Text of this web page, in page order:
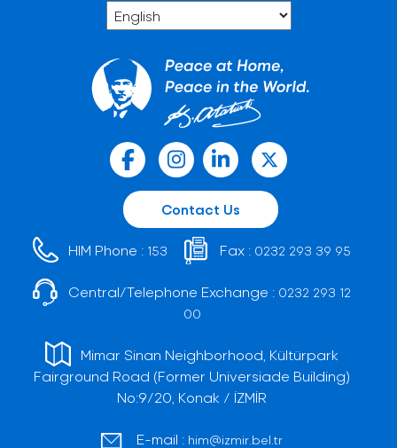
Contact Us
HIM Phone : 153 Fax : 0232 293 39 95
Central/Telephone Exchange : 0232 293 12
00
Mimar Sinan Neighborhood, Kültürpark
Fairground Road (Former Universiade Building)
No:9/20, Konak / İZMİR
E-mail : him@izmir.bel.tr